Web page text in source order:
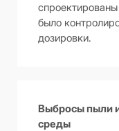
было
дозировки.
Выбросы пыли
среды